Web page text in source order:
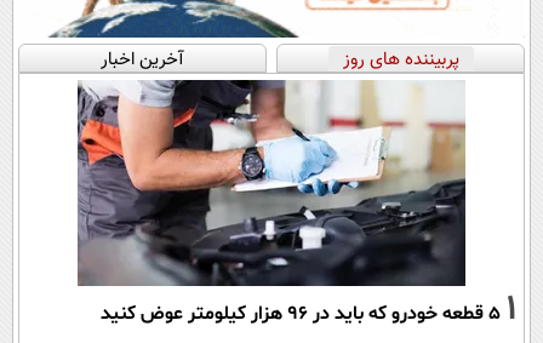
پربیننده های روز آخرین اخبار
1 ۵ قطعه خودرو که باید در ۹۶ هزار کیلومتر عوض کنید